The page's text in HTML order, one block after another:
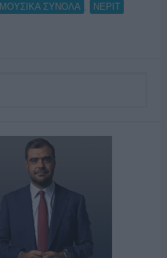
ΜΟΥΣΙΚΑ ΣΥΝΟΛΑ ΝΕΡΙΤ